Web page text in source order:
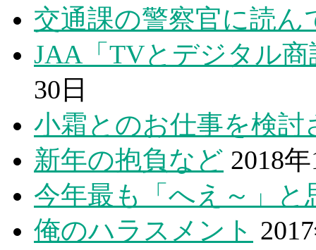
交通課の警察官に読ん
JAA「TVとデジタル
30日
小霜とのお仕事を検
新年の抱負など 2018
今年最も「へえ～」と
俺のハラスメント